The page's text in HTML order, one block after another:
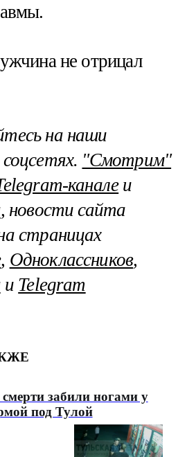
не отрицал
на наши
"Смотрим"
каналеи
, новости сайта
страницах
, Одноклассников,
и Telegram
забили ногами у
под Тулой